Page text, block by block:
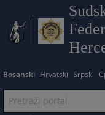
Bosanski Hrvatski Srpski